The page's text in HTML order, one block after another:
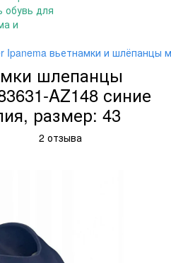
Ipanema вьетнамки и шлёпанцы
шлепанцы
AZ148 синие
размер: 43
2 отзыва